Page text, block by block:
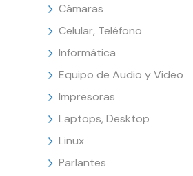
Cámaras
Celular, Teléfono
Informática
Equipo de Audio y Video
Impresoras
Laptops, Desktop
Linux
Parlantes